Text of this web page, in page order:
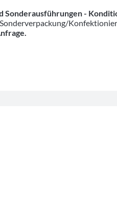
Sonderausführungen-